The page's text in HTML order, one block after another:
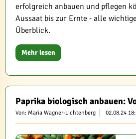
erfolgreich anbauen und pflegen
Aussaat bis zur Ernte - alle
Überblick.
Mehr lesen
Paprika biologisch anbauen:
Von: Maria Wagner-Lichtenberg 02.08.24